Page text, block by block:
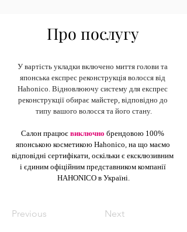
Про послугу
У вартість укладки включено миття голови та
японська експрес реконструкція волосся від
Hahonico. Відновлюючу систему для експрес
реконструкції обирає майстер, відповідно до
типу вашого волосся та його стану.
Салон працює виключно брендовою 100%
японською косметикою Hahonico, на що маємо
відповідні сертифікати, оскільки є ексклюзивним
і єдиним офіційним представником компанії
HAHONICO в Україні.
Previous Next